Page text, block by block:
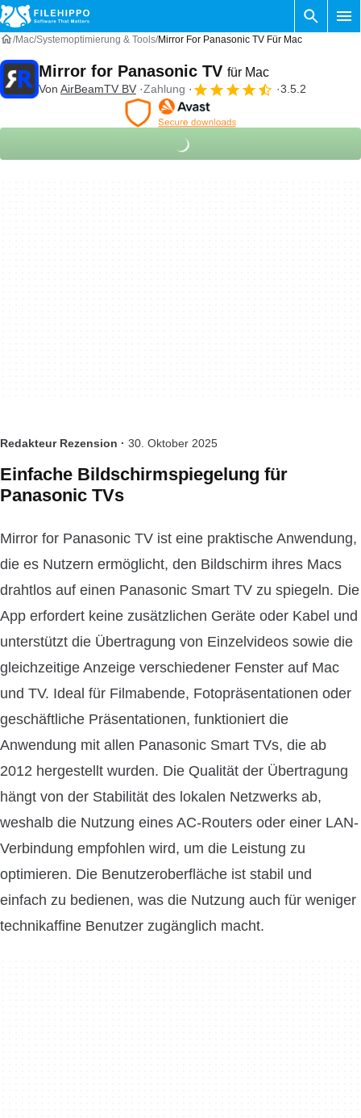
Mac Systemoptimierung & Tools Mirror For Panasonic TV Für Mac
Mirror for Panasonic TV für Mac
Von AirBeamTV BV Zahlung 3.5.2
Redakteur Rezension · 30. Oktober 2025
Einfache Bildschirmspiegelung für
Panasonic TVs
Mirror for Panasonic TV ist eine praktische Anwendung,
die es Nutzern ermöglicht, den Bildschirm ihres Macs
drahtlos auf einen Panasonic Smart TV zu spiegeln. Die
App erfordert keine zusätzlichen Geräte oder Kabel und
unterstützt die Übertragung von Einzelvideos sowie die
gleichzeitige Anzeige verschiedener Fenster auf Mac
und TV. Ideal für Filmabende, Fotopräsentationen oder
geschäftliche Präsentationen, funktioniert die
Anwendung mit allen Panasonic Smart TVs, die ab
2012 hergestellt wurden. Die Qualität der Übertragung
hängt von der Stabilität des lokalen Netzwerks ab,
weshalb die Nutzung eines AC-Routers oder einer LAN-
Verbindung empfohlen wird, um die Leistung zu
optimieren. Die Benutzeroberfläche ist stabil und
einfach zu bedienen, was die Nutzung auch für weniger
technikaffine Benutzer zugänglich macht.